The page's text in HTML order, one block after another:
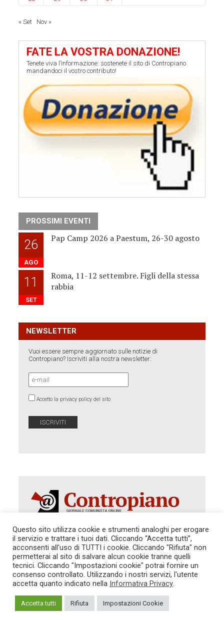
« Set Nov »
FATE LA VOSTRA DONAZIONE!
Tenete viva l’informazione: sostenete il sito di Contropiano
mandandoci il vostro contributo!
PROSSIMI EVENTI
26
AGO
Pap Camp 2026 a Paestum, 26-30 agosto
11
SET
Roma, 11-12 settembre. Figli della stessa
rabbia
NEWSLETTER
Vuoi essere sempre aggiornato sulle notizie di
Contropiano? Iscriviti alla nostra newsletter:
Accetto la privacy policy del sito
Autorizzazione del Tribunale di Roma 286 del 31
dicembre 2014. Direttore Responsabile: Sergio
Cararo. Indirizzo: V.Casalbruciato 27- sc. B - 00159
Tel. 06.640.122.19 -redazione@contropiano.org
TG CONTROPIANO
LINK CONSIGLIATI
PRIVACY
COOKIE POLICY
Questo sito utilizza cookie e strumenti analoghi per erogare
il servizio e trattare i tuoi dati. Cliccando “Accetta tutti”,
acconsenti all'uso di TUTTI i cookie. Cliccando "Rifiuta" non
permetterai al sito di salvare alcun cookie tranne quelli
tecnici. Cliccando "Impostazioni cookie" potrai fornire un
consenso controllato. Utilizzando i nostri servizi, l'utente
accetta quanto indicato nella Informativa Privacy.
Accetta tutti Rifiuta Impostazioni Cookie